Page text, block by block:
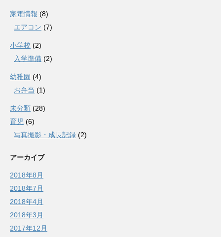
家電情報 (8)
エアコン (7)
小学校 (2)
入学準備 (2)
幼稚園 (4)
お弁当 (1)
未分類 (28)
育児 (6)
写真撮影・成長記録 (2)
アーカイブ
2018年8月
2018年7月
2018年4月
2018年3月
2017年12月